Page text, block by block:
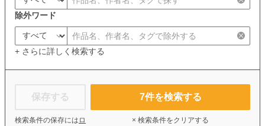
除外ワード
+ さらに詳しく検索する
保存する
検索条件の保存には ロ
7件を検索する
× 検索条件をクリアする